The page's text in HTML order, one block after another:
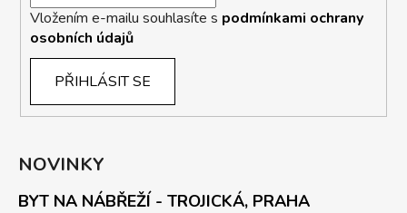
Vložením e-mailu souhlasíte s podmínkami ochrany
osobních údajů
PŘIHLÁSIT SE
NOVINKY
BYT NA NÁBŘEŽÍ - TROJICKÁ, PRAHA